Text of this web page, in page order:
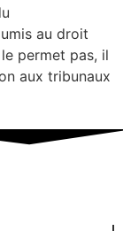
au droit
permet pas, il
aux tribunaux